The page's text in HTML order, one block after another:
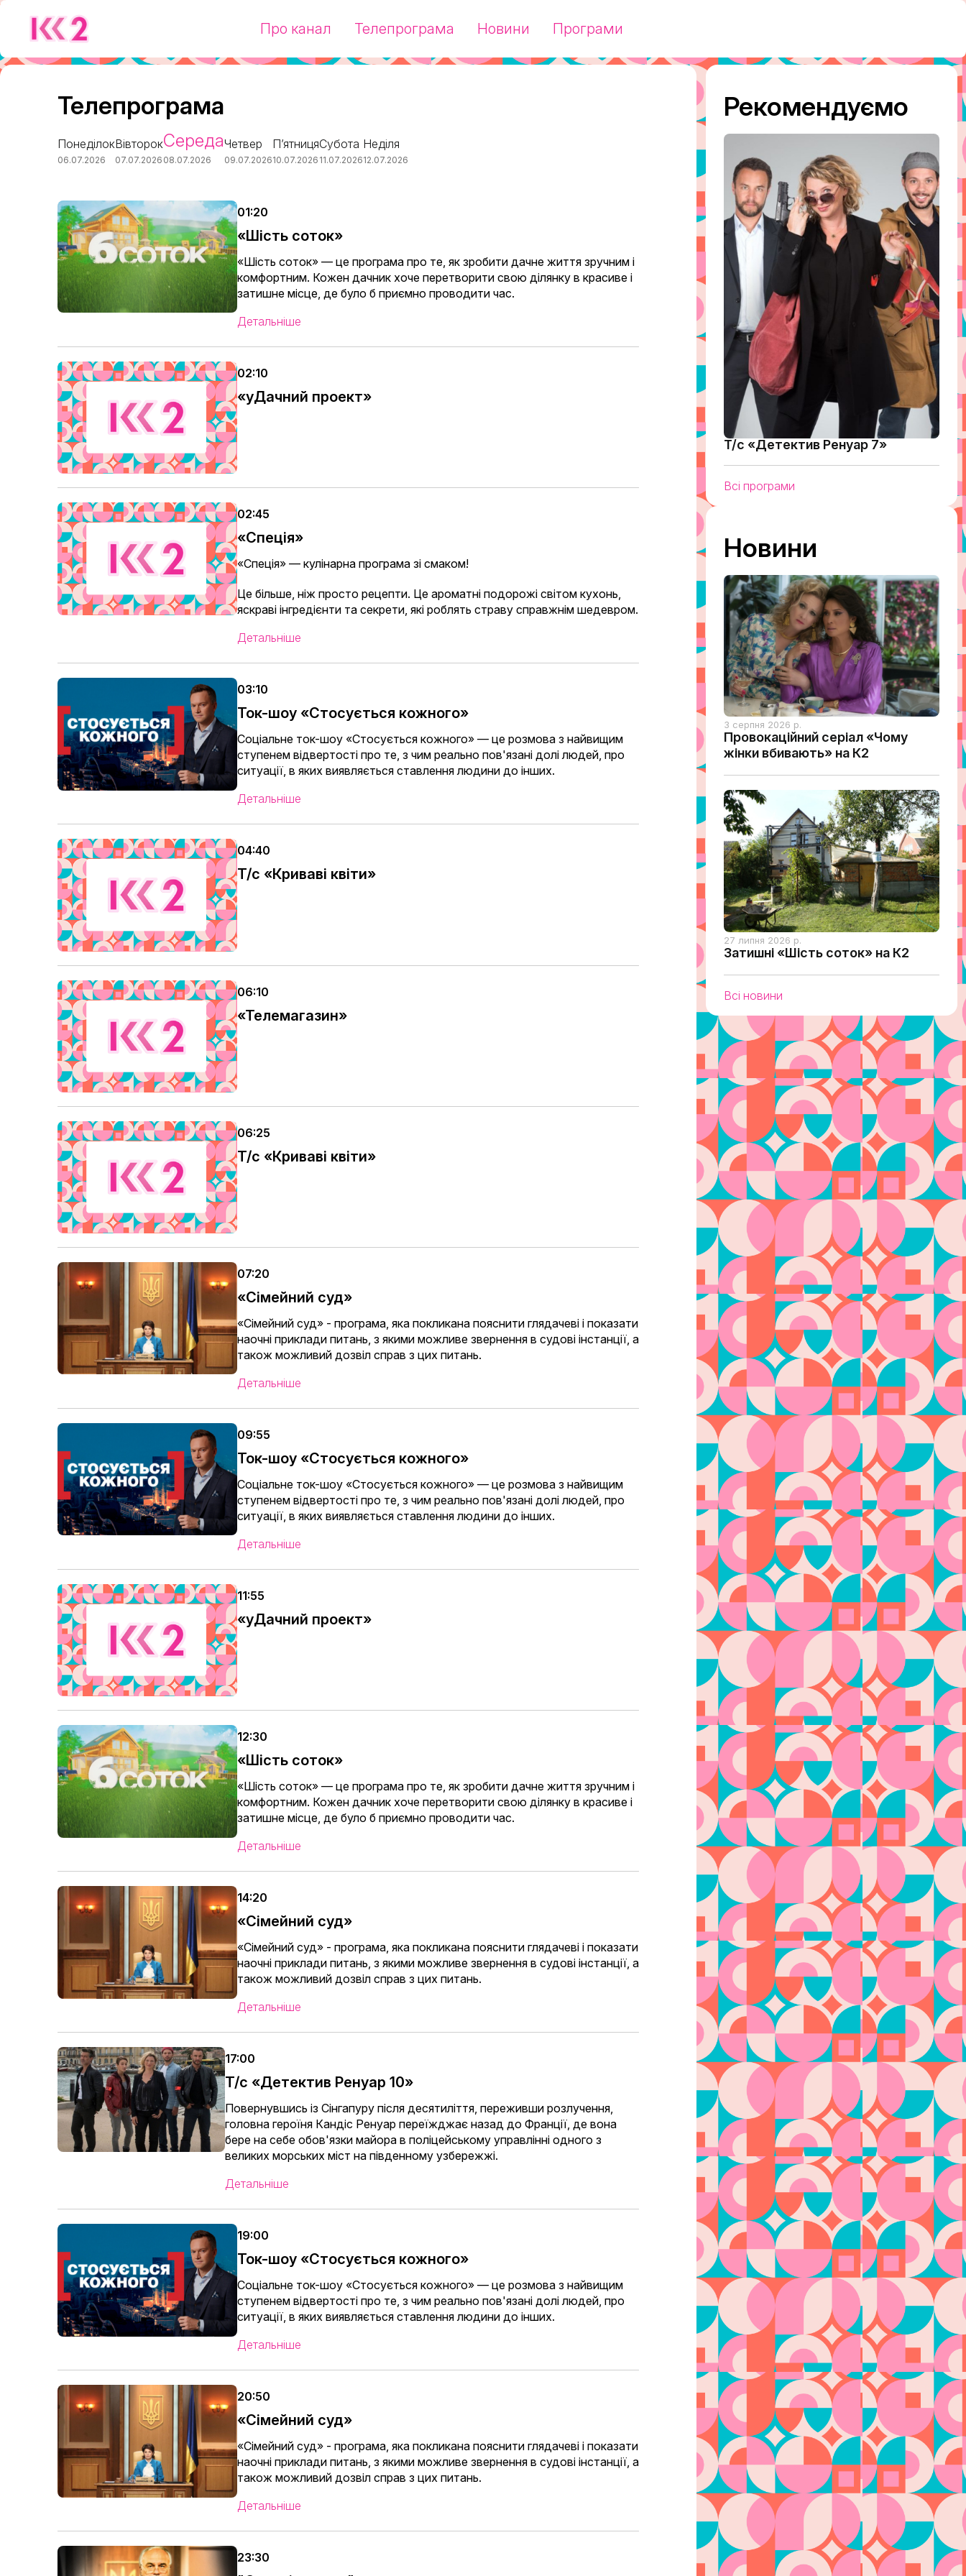
Про канал Телепрограма Новини Програми
Телепрограма
Понеділок
06.07.2026
Вівторок
07.07.2026
Середа
08.07.2026
Четвер
09.07.2026
П’ятниця
10.07.2026
Субота
11.07.2026
Неділя
12.07.2026
01:20
«Шість соток»
«Шість соток» — це програма про те, як зробити дачне життя зручним і
комфортним. Кожен дачник хоче перетворити свою ділянку в красиве і
затишне місце, де було б приємно проводити час.
Детальніше
02:10
«уДачний проект»
02:45
«Спеція»
«Спеція» — кулінарна програма зі смаком!
Це більше, ніж просто рецепти. Це ароматні подорожі світом кухонь,
яскраві інгредієнти та секрети, які роблять страву справжнім шедевром.
Детальніше
03:10
Ток-шоу «Стосується кожного»
Соціальне ток-шоу «Стосується кожного» — це розмова з найвищим
ступенем відвертості про те, з чим реально пов'язані долі людей, про
ситуації, в яких виявляється ставлення людини до інших.
Детальніше
04:40
Т/с «Криваві квіти»
06:10
«Телемагазин»
06:25
Т/с «Криваві квіти»
07:20
«Сімейний суд»
«Сімейний суд» - програма, яка покликана пояснити глядачеві і показати
наочні приклади питань, з якими можливе звернення в судові інстанції, а
також можливий дозвіл справ з цих питань.
Детальніше
09:55
Ток-шоу «Стосується кожного»
Соціальне ток-шоу «Стосується кожного» — це розмова з найвищим
ступенем відвертості про те, з чим реально пов'язані долі людей, про
ситуації, в яких виявляється ставлення людини до інших.
Детальніше
11:55
«уДачний проект»
12:30
«Шість соток»
«Шість соток» — це програма про те, як зробити дачне життя зручним і
комфортним. Кожен дачник хоче перетворити свою ділянку в красиве і
затишне місце, де було б приємно проводити час.
Детальніше
14:20
«Сімейний суд»
«Сімейний суд» - програма, яка покликана пояснити глядачеві і показати
наочні приклади питань, з якими можливе звернення в судові інстанції, а
також можливий дозвіл справ з цих питань.
Детальніше
17:00
Т/с «Детектив Ренуар 10»
Повернувшись із Сінгапуру після десятиліття, переживши розлучення,
головна героїня Кандіс Ренуар переїжджає назад до Франції, де вона
бере на себе обов'язки майора в поліцейському управлінні одного з
великих морських міст на південному узбережжі.
Детальніше
19:00
Ток-шоу «Стосується кожного»
Соціальне ток-шоу «Стосується кожного» — це розмова з найвищим
ступенем відвертості про те, з чим реально пов'язані долі людей, про
ситуації, в яких виявляється ставлення людини до інших.
Детальніше
20:50
«Сімейний суд»
«Сімейний суд» - програма, яка покликана пояснити глядачеві і показати
наочні приклади питань, з якими можливе звернення в судові інстанції, а
також можливий дозвіл справ з цих питань.
Детальніше
23:30
Рекомендуємо
Т/с «Детектив Ренуар 7»
Всі програми
Новини
3 серпня 2026 р.
Провокаційний серіал «Чому
жінки вбивають» на К2
27 липня 2026 р.
Затишні «Шість соток» на К2
Всі новини